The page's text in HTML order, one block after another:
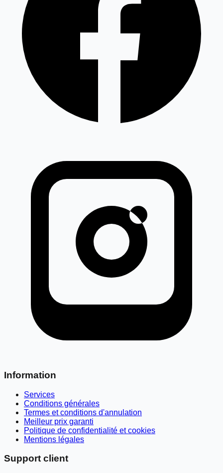
Information
Services
Conditions générales
Termes et conditions d'annulation
Meilleur prix garanti
Politique de confidentialité et cookies
Mentions légales
Support client